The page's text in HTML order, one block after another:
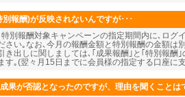
別報酬)が反映されないんですが･･･
別報酬対象キャンペーンの指定期間内に､ログ
さい｡なお､今月の報酬金額と特別報酬の金額は
き出しに関しましては､｢成果報酬｣と｢特別報酬
す｡(翌々月15日までに会員様の指定する口座に
果が否認となったのですが、理由を聞くことは